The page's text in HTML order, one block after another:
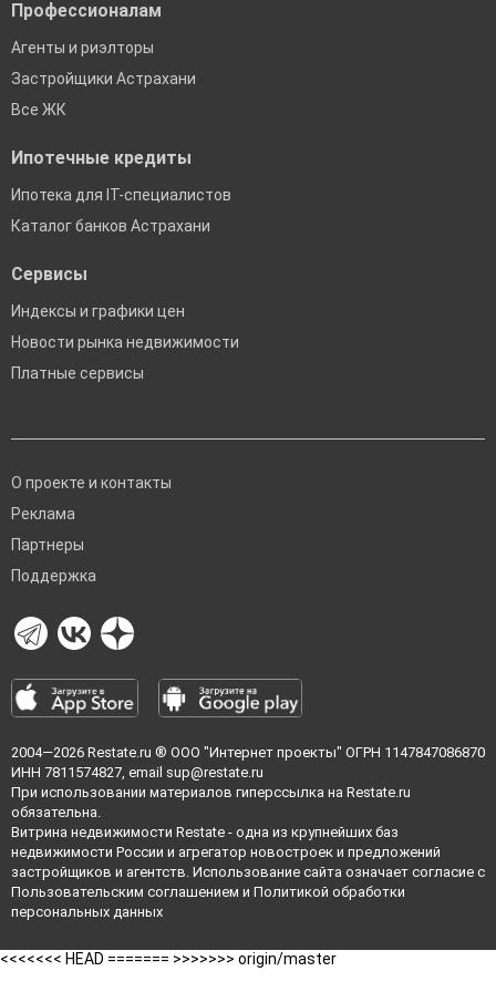
Профессионалам
Агенты и риэлторы
Застройщики Астрахани
Все ЖК
Ипотечные кредиты
Ипотека для IT-специалистов
Каталог банков Астрахани
Сервисы
Индексы и графики цен
Новости рынка недвижимости
Платные сервисы
О проекте и контакты
Реклама
Партнеры
Поддержка
2004—2026 Restate.ru ® ООО "Интернет проекты" ОГРН 1147847086870
ИНН 7811574827, email sup@restate.ru
При использовании материалов гиперссылка на Restate.ru
обязательна.
Витрина недвижимости Restate - одна из крупнейших баз
недвижимости России и агрегатор новостроек и предложений
застройщиков и агентств. Использование сайта означает согласие с
Пользовательским соглашением и Политикой обработки
персональных данных
<<<<<<< HEAD ======= >>>>>>> origin/master